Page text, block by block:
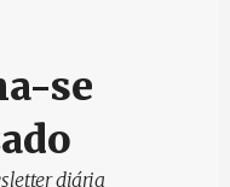
se
diária